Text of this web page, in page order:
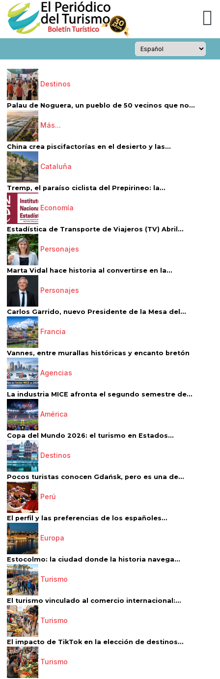
Destinos
Palau de Noguera, un pueblo de 50 vecinos que no...
Más...
China crea piscifactorías en el desierto y las...
Cataluña
Tremp, el paraíso ciclista del Prepirineo: la...
Economía
Estadística de Transporte de Viajeros (TV) Abril...
Personajes
Marta Vidal hace historia al convertirse en la...
Personajes
Carlos Garrido, nuevo Presidente de la Mesa del...
Francia
Vannes, entre murallas históricas y encanto bretón
Agencias
La industria MICE afronta el segundo semestre de...
América
Copa del Mundo 2026: el turismo en Estados...
Destinos
Pocos turistas conocen Gdańsk, pero es una de...
Perú
El perfil y las preferencias de los españoles...
Europa
Estocolmo: la ciudad donde la historia navega...
Turismo
El turismo vinculado al comercio internacional:...
Turismo
El impacto de TikTok en la elección de destinos...
Turismo